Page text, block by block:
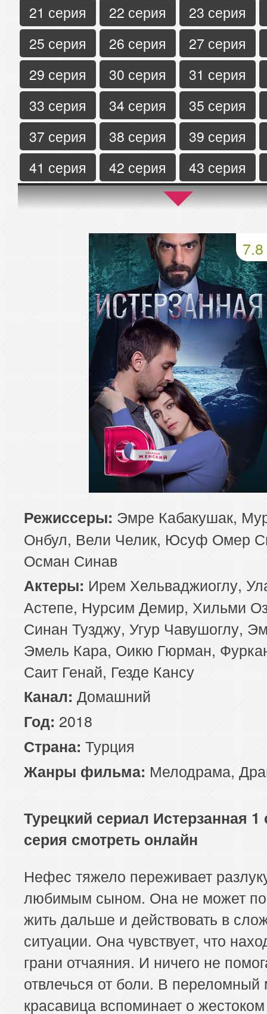
21 серия
22 серия
23 серия
25 серия
26 серия
27 серия
29 серия
30 серия
31 серия
33 серия
34 серия
35 серия
37 серия
38 серия
39 серия
41 серия
42 серия
43 серия
45 серия
46 серия
47 серия
50 серия
51 серия
54 серия
55 серия
58 серия
59 серия
62 серия
63 серия
66 серия
67 серия
70 серия
71 серия
74 серия
75 серия
78 серия
79 серия
82 серия
83 серия
85 серия
86 серия
87 серия
89 серия
90 серия
91 серия
93 серия
94 серия
97 серия
98 серия 99 серия
101 серия
102 серия 103 серия
105 серия
106 серия 107 серия
109 серия
110 серия
113 серия
117 серия
118 серия
125 серия
126 серия 127 серия
129 серия
130 серия 131 серия
133 серия
134 серия 135 серия
137 серия
138 серия 139 серия
141 серия
142 серия 143 серия
145 серия
146 серия 147 серия
149 серия
150 серия 151 серия
7.8
Режиссеры: Эмре Кабакушак,
Онбул, Вели Челик, Юсуф Омер
Осман Синав
Актеры: Ирем Хельваджиоглу,
Астепе, Нурсим Демир, Хильми
Синан Тузджу, Угур Чавушоглу,
Эмель Кара, Оикю Гюрман,
Саит Генай, Гезде Кансу
Канал: Домашний
Год: 2018
Страна: Турция
Жанры фильма: Мелодрама,
Турецкий сериал Истерзанная 1
серия смотреть онлайн
Нефес тяжело переживает
любимым сыном. Она не может
жить дальше и действовать в
ситуации. Она чувствует, что
грани отчаяния. И ничего не
отвлечься от боли. В переломный
красавица вспоминает о